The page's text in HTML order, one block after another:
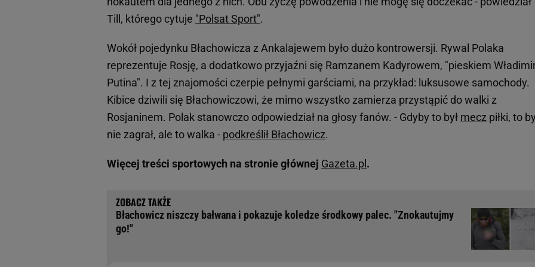
Till, którego cytuje "Polsat Sport".
Wokół pojedynku Błachowicza z Ankalajewem było dużo kontrowersji. Rywal Polaka
reprezentuje Rosję, a dodatkowo przyjaźni się Ramzanem Kadyrowem, "pieskiem
Putina". I z tej znajomości czerpie pełnymi garściami, na przykład: luksusowe samochody.
Kibice dziwili się Błachowiczowi, że mimo wszystko zamierza przystąpić do walki z
Rosjaninem. Polak stanowczo odpowiedział na głosy fanów. - Gdyby to był mecz piłki, to
nie zagrał, ale to walka - podkreślił Błachowicz.
Więcej treści sportowych na stronie głównej Gazeta.pl .
Błachowicz niszczy bałwana i pokazuje koledze środkowy palec. "Znokautujmy
go!"